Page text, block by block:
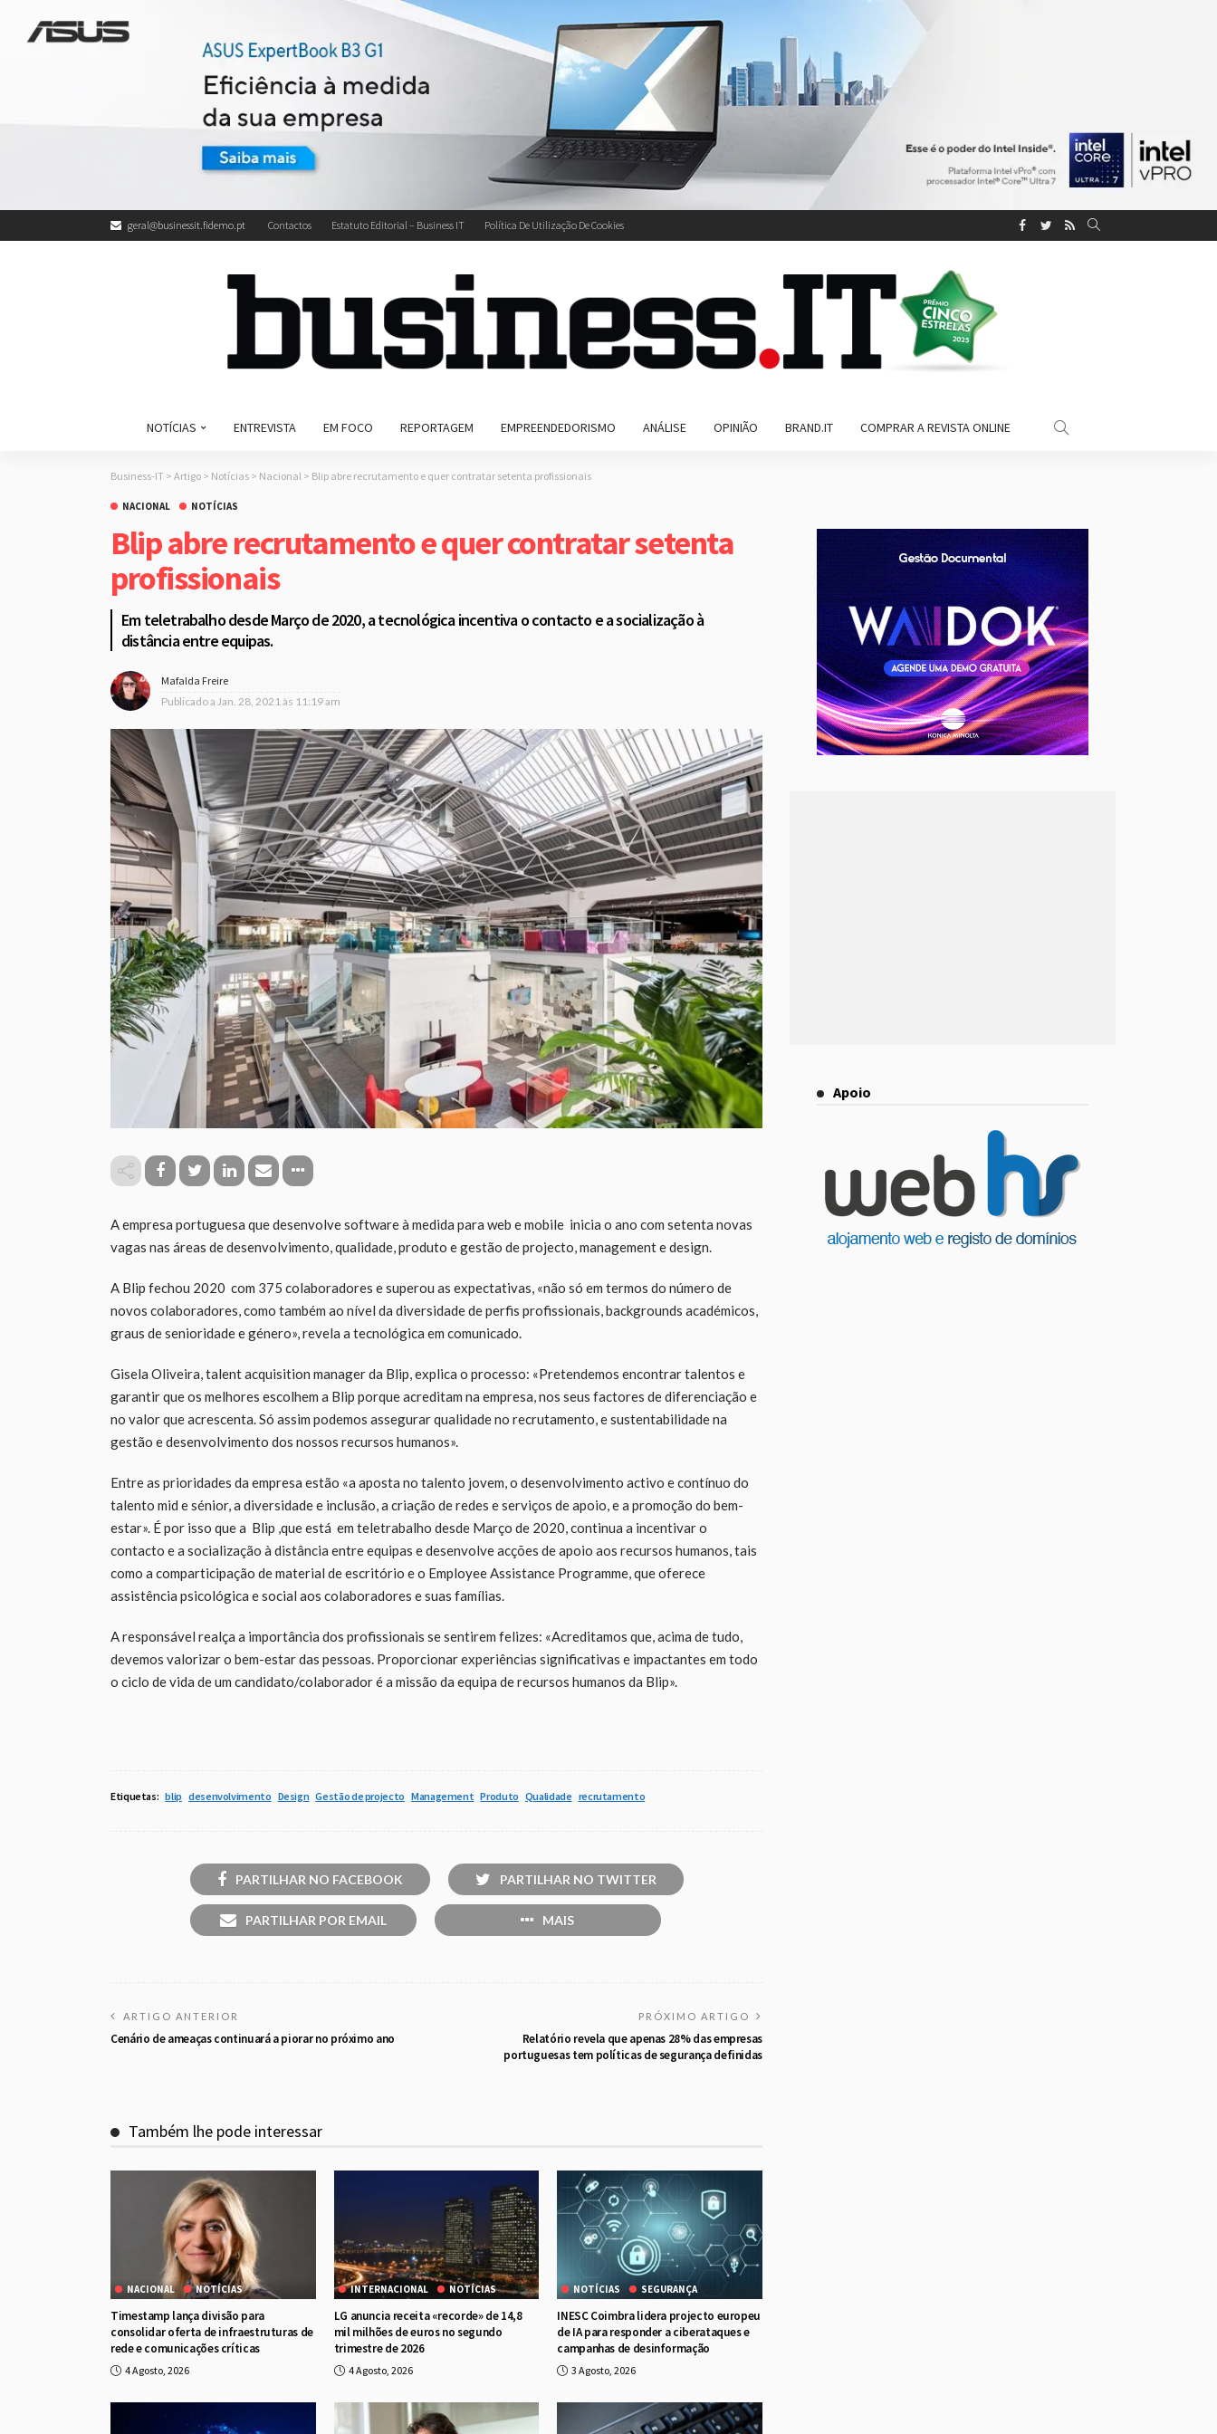
geral@businessit.fidemo.pt Contactos Estatuto Editorial – Business IT Política De Utilização De Cookies
NOTÍCIAS ENTREVISTA EM FOCO REPORTAGEM EMPREENDEDORISMO ANÁLISE OPINIÃO BRAND.IT COMPRAR A REVISTA ONLINE
Business-IT > Artigo > Notícias > Nacional > Blip abre recrutamento e quer contratar setenta profissionais
NACIONAL NOTÍCIAS
Blip abre recrutamento e quer contratar setenta
profissionais
Em teletrabalho desde Março de 2020, a tecnológica incentiva o contacto e a socialização à
distância entre equipas.
Mafalda Freire
Publicado a Jan. 28, 2021 às 11:19 am
A empresa portuguesa que desenvolve software à medida para web e mobile inicia o ano com setenta novas
vagas nas áreas de desenvolvimento, qualidade, produto e gestão de projecto, management e design.
A Blip fechou 2020 com 375 colaboradores e superou as expectativas, «não só em termos do número de
novos colaboradores, como também ao nível da diversidade de perfis profissionais, backgrounds académicos,
graus de senioridade e género», revela a tecnológica em comunicado.
Gisela Oliveira, talent acquisition manager da Blip, explica o processo: «Pretendemos encontrar talentos e
garantir que os melhores escolhem a Blip porque acreditam na empresa, nos seus factores de diferenciação e
no valor que acrescenta. Só assim podemos assegurar qualidade no recrutamento, e sustentabilidade na
gestão e desenvolvimento dos nossos recursos humanos».
Entre as prioridades da empresa estão «a aposta no talento jovem, o desenvolvimento activo e contínuo do
talento mid e sénior, a diversidade e inclusão, a criação de redes e serviços de apoio, e a promoção do bem-
estar». É por isso que a Blip ,que está em teletrabalho desde Março de 2020, continua a incentivar o
contacto e a socialização à distância entre equipas e desenvolve acções de apoio aos recursos humanos, tais
como a comparticipação de material de escritório e o Employee Assistance Programme, que oferece
assistência psicológica e social aos colaboradores e suas famílias.
A responsável realça a importância dos profissionais se sentirem felizes: «Acreditamos que, acima de tudo,
devemos valorizar o bem-estar das pessoas. Proporcionar experiências significativas e impactantes em todo
o ciclo de vida de um candidato/colaborador é a missão da equipa de recursos humanos da Blip».
Etiquetas: blip desenvolvimento Design Gestão de projecto Management Produto Qualidade recrutamento
PARTILHAR NO FACEBOOK PARTILHAR NO TWITTER
PARTILHAR POR EMAIL MAIS
ARTIGO ANTERIOR
Cenário de ameaças continuará a piorar no próximo ano
PRÓXIMO ARTIGO
Relatório revela que apenas 28% das empresas
portuguesas tem políticas de segurança definidas
Também lhe pode interessar
NACIONAL NOTÍCIAS
Timestamp lança divisão para
consolidar oferta de infraestruturas de
rede e comunicações críticas
4 Agosto, 2026
INTERNACIONAL NOTÍCIAS
LG anuncia receita «recorde» de 14,8
mil milhões de euros no segundo
trimestre de 2026
4 Agosto, 2026
NOTÍCIAS SEGURANÇA
INESC Coimbra lidera projecto europeu
de IA para responder a ciberataques e
campanhas de desinformação
3 Agosto, 2026
Apoio